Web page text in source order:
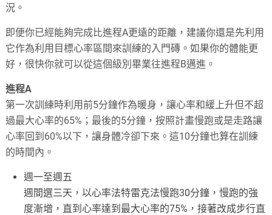
況。
即便你已經能夠完成比進程A更遠的距離，建議你還是先利用
它作為利用目標心率區間來訓練的入門磚。如果你的體能更
好，很快你就可以從這個級別畢業往進程B邁進。
進程A
第一次訓練時利用前5分鐘作為暖身，讓心率和緩上升但不超
過最大心率的65%；最後的5分鐘，按照計畫慢跑或是走路讓
心率回到60%以下，讓身體冷卻下來。這10分鐘也算在訓練
的時間內。
週一至週五
週間選三天，以心率法特雷克法慢跑30分鐘，慢跑的強
度漸增，直到心率達到最大心率的75%，接著改成步行直